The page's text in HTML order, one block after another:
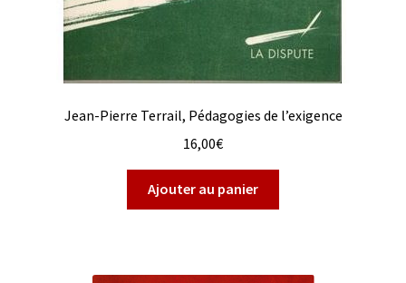
Jean-Pierre Terrail, Pédagogies de l’exigence
16,00€
Ajouter au panier